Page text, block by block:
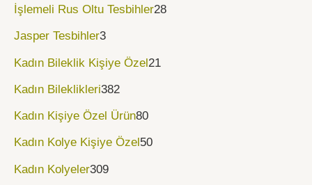
İşlemeli Rus Oltu Tesbihler28
Jasper Tesbihler3
Kadın Bileklik Kişiye Özel21
Kadın Bileklikleri382
Kadın Kişiye Özel Ürün80
Kadın Kolye Kişiye Özel 50
Kadın Kolyeler309